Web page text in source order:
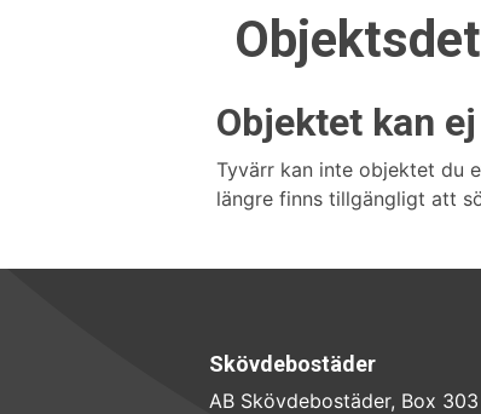
Objektet kan
Tyvärr kan inte objektet du
längre finns tillgängligt att
Skövdebostäder
AB Skövdebostäder, Box 303